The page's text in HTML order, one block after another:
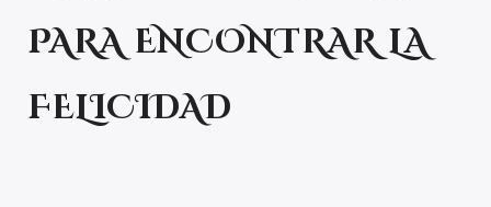
PARA ENCONTRAR LA
FELICIDAD